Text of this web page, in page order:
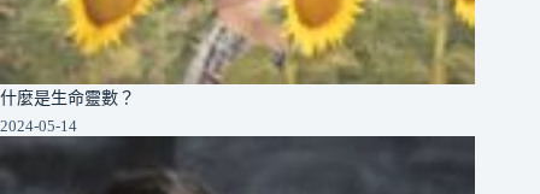
什麼是生命靈數？
2024-05-14